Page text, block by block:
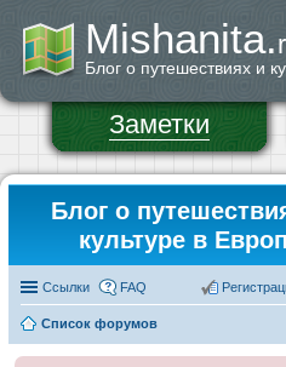
Mishanita.
Блог о путешествиях и
Заметки
Блог о
культуре в
Ссылки FAQ
Список форумов